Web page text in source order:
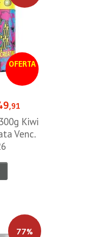
OFERTA
,91
Kiwi
Venc.
77%